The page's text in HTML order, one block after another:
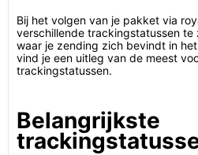
Bij het volgen van je pakket via
verschillende trackingstatussen te
waar je zending zich bevindt in
vind je een uitleg van de meest
trackingstatussen.
Belangrijkste